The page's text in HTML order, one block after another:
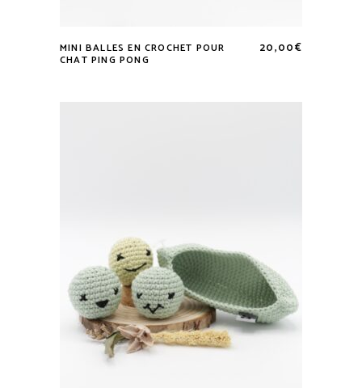
Lire la suite
MINI BALLES EN CROCHET POUR
CHAT PING PONG
20,00€